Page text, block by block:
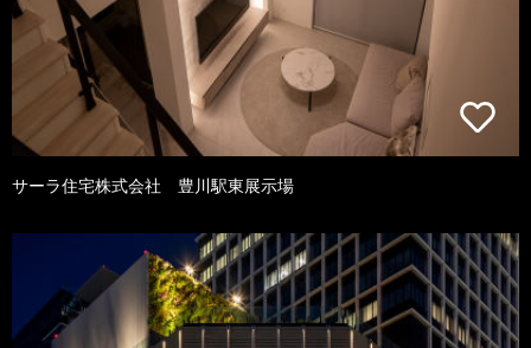
サーラ住宅株式会社 豊川駅東展示場